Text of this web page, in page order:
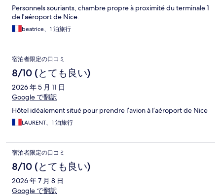
Personnels souriants, chambre propre à proximité du terminale 1
de l'aéroport de Nice.
beatrice、1 泊旅行
宿泊者限定の口コミ
8/10 (とても良い)
2026 年 5 月 11 日
Google で翻訳
Hôtel idéalement situé pour prendre l’avion à l’aéroport de Nice
LAURENT、1 泊旅行
宿泊者限定の口コミ
8/10 (とても良い)
2026 年 7 月 8 日
Google で翻訳